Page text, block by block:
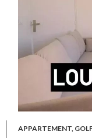
APPARTEMENT,